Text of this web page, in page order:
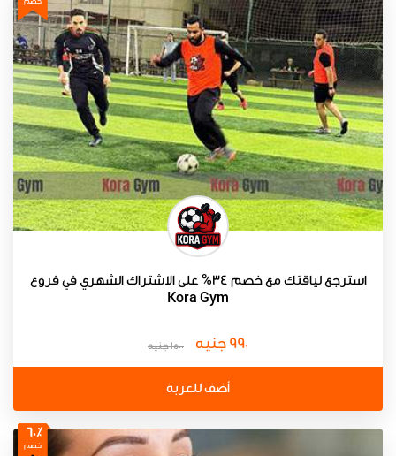
استرجع لياقتك مع خصم 34% على الاشتراك الشهري في فروع
Kora Gym
990 جنيه 1500 جنيه
أضف للعربة
60٪
خصم